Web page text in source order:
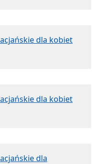
dla kobiet
dla kobiet
dla